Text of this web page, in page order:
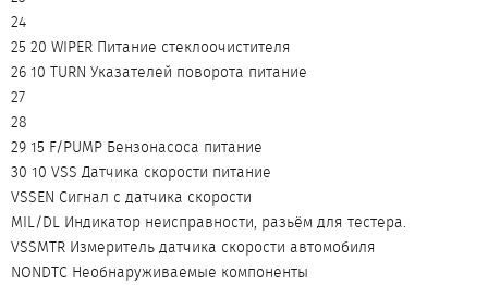
24
25 20 WIPER Питание стеклоочистителя
26 10 TURN Указателей поворота питание
27
28
29 15 F/PUMP Бензонасоса питание
30 10 VSS Датчика скорости питание
VSSEN Сигнал с датчика скорости
MIL/DL Индикатор неисправности, разьём для тестера.
VSSMTR Измеритель датчика скорости автомобиля
NONDTC Необнаруживаемые компоненты